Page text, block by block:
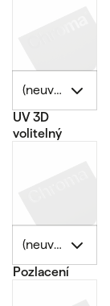
(neuvedeno)
UV 3D
volitelný
(neuvedeno)
Pozlacení